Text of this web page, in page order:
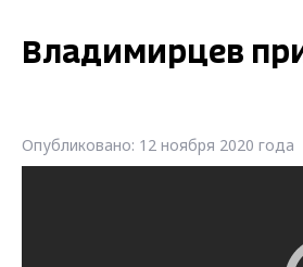
Владимирцев
Опубликовано: 12 ноября 2020 года